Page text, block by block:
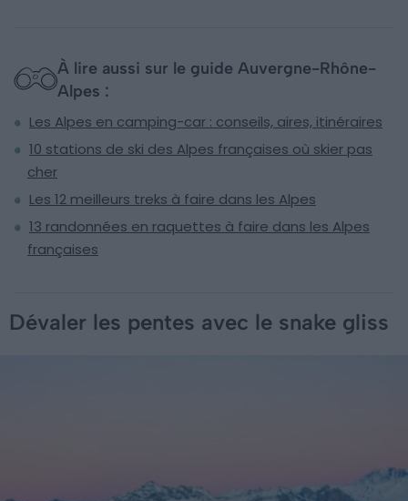
À lire aussi sur le guide Auvergne-Rhône-
Alpes :
Les Alpes en camping-car : conseils, aires, itinéraires
10 stations de ski des Alpes françaises où skier pas
cher
Les 12 meilleurs treks à faire dans les Alpes
13 randonnées en raquettes à faire dans les Alpes
françaises
Dévaler les pentes avec le snake gliss